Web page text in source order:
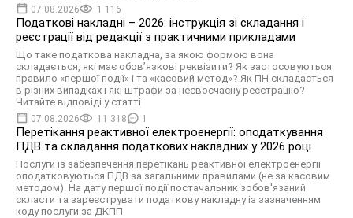
07.08.2026 1 116
Податкові накладні – 2026: інструкція зі складання і
реєстрації від редакції з практичними прикладами
Що таке податкова накладна, за якою формою вона
складається, які має обов’язкові реквізити? Як застосовуються
правило «першої події» і та «касовий метод»? Як ПН складається
в різних випадках і які штрафи за несвоєчасну реєстрацію?
Читайте відповіді у статті
07.08.2026 11 318 1
Перетікання реактивної електроенергії: оподаткування
ПДВ та складання податкових накладних у 2026 році
Послуги із забезпечення перетікань реактивної електроенергії
оподатковуються ПДВ за загальними правилами (не за касовим
методом). На дату першої події постачальник зобов'язаний
скласти та зареєструвати податкову накладну із зазначенням
коду послуги за ДКПП